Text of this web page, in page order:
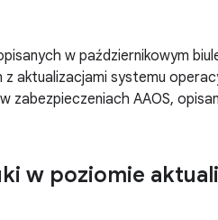
w październikowym
z aktualizacjami systemu
zabezpieczeniach AAOS,
w poziomie